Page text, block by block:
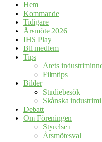
Hem
Kommande
Tidigare
Årsmöte 2026
IHS Play
Bli medlem
Tips
Årets
Filmtips
Bilder
Studiebesök
Skånska
Debatt
Om Föreningen
Styrelsen
Årsmötesval